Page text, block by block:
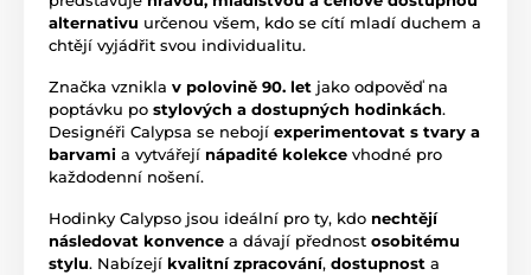
alternativu určenou všem, kdo se cítí mladí duchem a
chtějí vyjádřit svou individualitu.
Značka vznikla v polovině 90. let jako odpověď na
poptávku po stylových a dostupných hodinkách.
Designéři Calypsa se nebojí experimentovat s tvary a
barvami a vytvářejí nápadité kolekce vhodné pro
každodenní nošení.
Hodinky Calypso jsou ideální pro ty, kdo nechtějí
následovat konvence a dávají přednost osobitému
stylu. Nabízejí kvalitní zpracování, dostupnost a